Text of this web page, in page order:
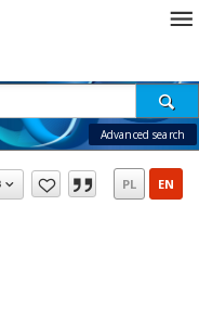
Advanced search
PL EN